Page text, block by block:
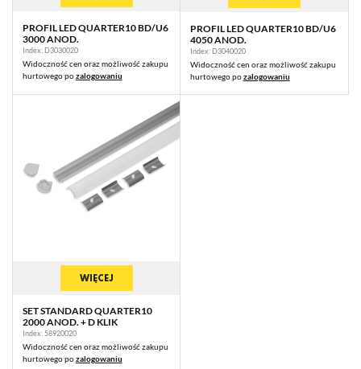
PROFIL LED QUARTER10 BD/U6
3000 ANOD.
Index: D3030020
Widoczność cen oraz możliwość zakupu
hurtowego pozalogowaniu
PROFIL LED QUARTER10 BD/U6
4050 ANOD.
Index: D3040020
Widoczność cen oraz możliwość zakupu
hurtowego pozalogowaniu
WIĘCEJ
SET STANDARD QUARTER10
2000 ANOD. + D KLIK
Index: 58920020
Widoczność cen oraz możliwość zakupu
hurtowego pozalogowaniu